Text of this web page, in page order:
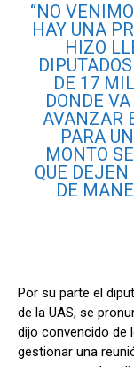
“NO
HAY UNA
HIZO
DE 17
DONDE
AVANZAR
PARA
MONTO
QUE
DE
Por su parte el
de la UAS, se
dijo convencido de
gestionar una